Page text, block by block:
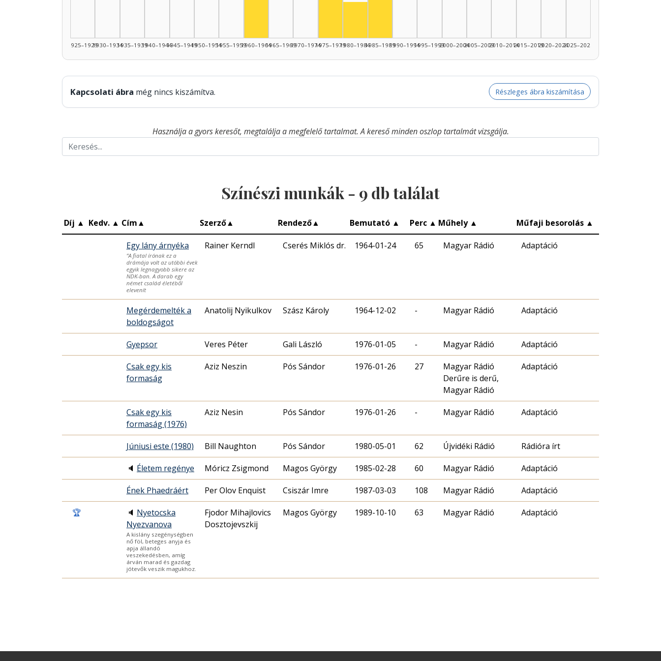
1925–19291930–19341935–19391940–19441945–19491950–19541955–19591960–19641965–19691970–19741975–19791980–19841985–19891990–19941995–19992000–20042005–20092010–20142015–20192020–20242025–2026
Kapcsolati ábra még nincs kiszámítva. Részleges ábra kiszámítása
Használja a gyors keresőt, megtalálja a megfelelő tartalmat. A kereső minden oszlop tartalmát vizsgálja.
Színészi munkák - 9 db találat
Díj ▲ Kedv. ▲ Cím▲ Szerző▲ Rendező▲ Bemutató ▲ Perc ▲ Műhely ▲ Műfaji besorolás ▲
Egy lány árnyéka
”A fiatal írónak ez a
drámája volt az utóbbi évek
egyik legnagyobb sikere az
NDK-ban. A darab egy
német család életéből
elevenít
Rainer Kerndl Cserés Miklós dr. 1964-01-24 65 Magyar Rádió Adaptáció
Megérdemelték a
boldogságot
Anatolij Nyikulkov Szász Károly 1964-12-02 - Magyar Rádió Adaptáció
Gyepsor Veres Péter Gali László 1976-01-05 - Magyar Rádió Adaptáció
Csak egy kis
formaság
Aziz Neszin Pós Sándor 1976-01-26 27
Magyar Rádió
Derűre is derű,
Magyar Rádió
Adaptáció
Csak egy kis
formaság (1976)
Aziz Nesin Pós Sándor 1976-01-26 - Magyar Rádió Adaptáció
Júniusi este (1980) Bill Naughton Pós Sándor 1980-05-01 62 Újvidéki Rádió Rádióra írt
🔈 Életem regénye Móricz Zsigmond Magos György 1985-02-28 60 Magyar Rádió Adaptáció
Ének Phaedráért Per Olov Enquist Csiszár Imre 1987-03-03 108 Magyar Rádió Adaptáció
🏆 🔈 Nyetocska
Nyezvanova
A kislány szegénységben
nő föl, beteges anyja és
apja állandó
veszekedésben, amíg
árván marad és gazdag
jótevők veszik magukhoz.
Fjodor Mihajlovics
Dosztojevszkij
Magos György 1989-10-10 63 Magyar Rádió Adaptáció